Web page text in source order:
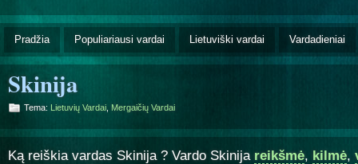
Pradžia Populiariausi vardai Lietuviški vardai Vardadieniai
Skinija
Tema: Lietuvių Vardai Mergaičių Vardai
Ką reiškia vardas Skinija ? Vardo Skinija reikšmė, kilmė,